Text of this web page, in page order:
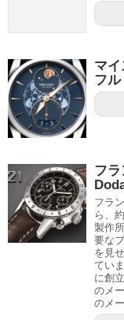
マイ
フ
フ
フラ
ら、
製作
要な
を見
てい
に創
のメ
のメ